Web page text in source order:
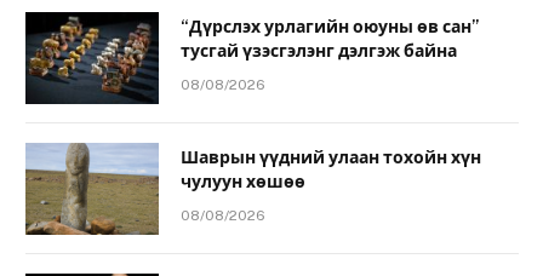
“Дүрслэх урлагийн оюуны өв сан”
тусгай үзэсгэлэнг дэлгэж байна
08/08/2026
Шаврын үүдний улаан тохойн хүн
чулуун хөшөө
08/08/2026